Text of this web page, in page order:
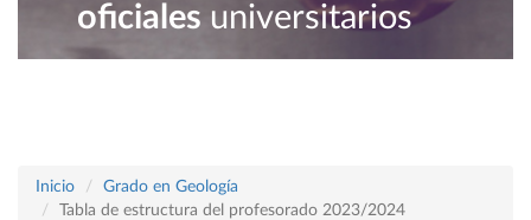
oficiales universitarios
Inicio
Grado en Geología
Tabla de estructura del profesorado 2023/2024